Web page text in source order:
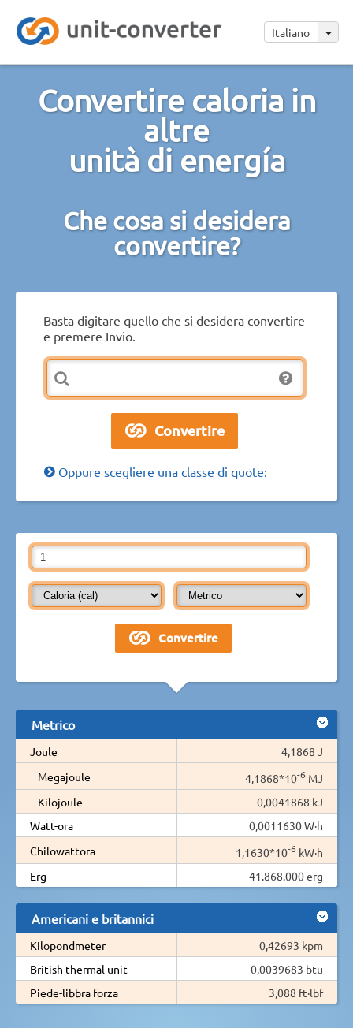
Italiano
Convertire caloria in
altre
unità di energía
Che cosa si desidera
convertire?
Basta digitare quello che si desidera convertire
e premere Invio.
Oppure scegliere una classe di quote:
Metrico
Joule
4,1868 J
Megajoule
4,1868*10-6 MJ
Kilojoule
0,0041868 kJ
Watt-ora
0,0011630 W·h
Chilowattora
1,1630*10-6 kW·h
Erg
41.868.000 erg
Americani e britannici
Kilopondmeter
0,42693 kpm
British thermal unit
0,0039683 btu
Piede-libbra forza
3,088 ft·lbf